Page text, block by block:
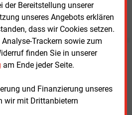
der Bereitstellung unserer
unseres Angebots erklären
dass wir Cookies setzen.
Trackern sowie zum
finden Sie in unserer
am Ende jeder Seite.
und Finanzierung unseres
wir mit Drittanbietern
an die „Sonnen-Community“ für
ab 2021 endet. Damit werde ihr
Donnerstag, 9.04.2020, 12:56
zu virtuellem Kraftwerk vernetzt
hat eine Software entwickelt, mit
Geräte noch effizienter zum virtuellen